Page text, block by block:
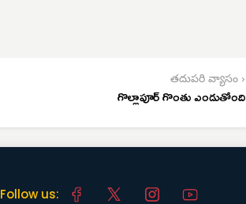
తదుపరి వ్యాసం ›
గొల్లాపూర్ గొంతు ఎండుతోంది
Follow us: